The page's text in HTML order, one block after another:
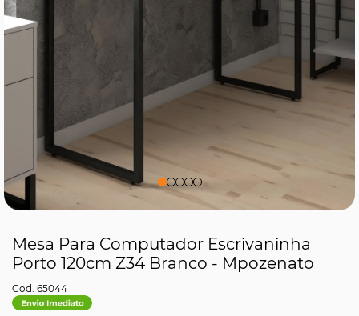
Mesa Para Computador Escrivaninha
Porto 120cm Z34 Branco - Mpozenato
65044